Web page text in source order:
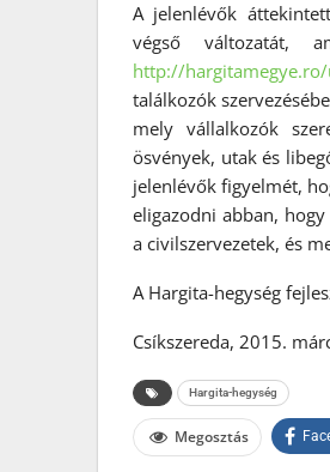
A jelenlévők
végső változatát,
http://
találkozók
mely vállalkozók
ösvények, utak és
jelenlévők figyelmét,
eligazodni abban,
a civilszervezetek, és
A Hargita-hegység
Csíkszereda, 2015.
Hargita-hegység
Megosztás